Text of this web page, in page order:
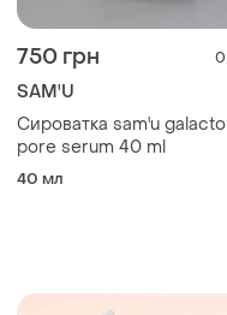
750 грн 0
SAM'U
Сироватка sam'u galacto
pore serum 40 ml
40 мл